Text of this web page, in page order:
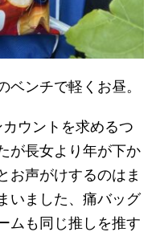
ベンチで軽くお昼。
ウントを求めるつ
が長女より年が下か
お声がけするのはま
いました、痛バッグ
ムも同じ推しを推す